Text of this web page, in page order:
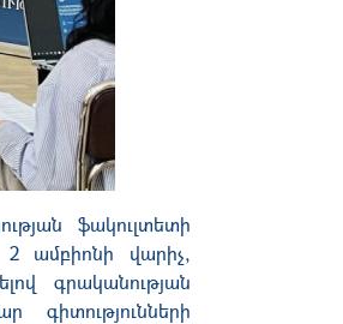
ֆակուլտետի
ամբիոնի վարիչ,
գրականության
գիտությունների